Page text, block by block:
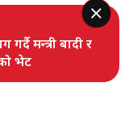
मन्त्री बादी र
भेट